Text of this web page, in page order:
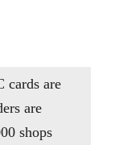
cards are
are
shops